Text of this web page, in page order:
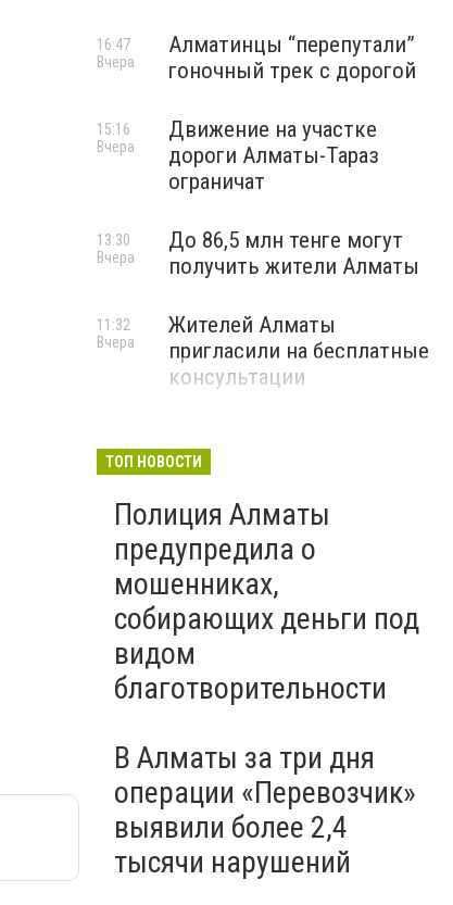
Алматинцы “перепутали”
гоночный трек с дорогой
16:47
Вчера
Движение на участке
дороги Алматы-Тараз
ограничат
15:16
Вчера
До 86,5 млн тенге могут
получить жители Алматы
13:30
Вчера
Жителей Алматы
пригласили на бесплатные
консультации
11:32
Вчера
ТОП НОВОСТИ
Полиция Алматы
предупредила о
мошенниках,
собирающих деньги под
видом
благотворительности
В Алматы за три дня
операции «Перевозчик»
выявили более 2,4
тысячи нарушений